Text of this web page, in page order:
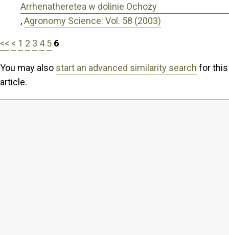
Arrhenatheretea w dolinie Ochoży
,Agronomy Science: Vol. 58 (2003)
<< < 1 2 3 4 5 6
You may also start an advanced similarity search for this
article.